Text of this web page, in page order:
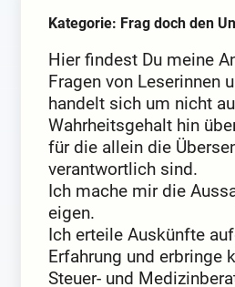
Kategorie: Frag doch den
Hier findest Du meine
Fragen von Leserinnen
handelt sich um nicht
Wahrheitsgehalt hin
für die allein die
verantwortlich sind.
Ich mache mir die
eigen.
Ich erteile Auskünfte
Erfahrung und erbringe
Steuer- und